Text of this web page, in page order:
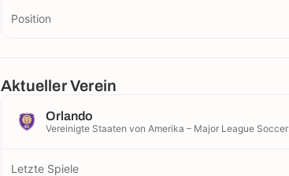
Position
Aktueller Verein
Orlando
Vereinigte Staaten von Amerika – Major League Soccer
Letzte Spiele